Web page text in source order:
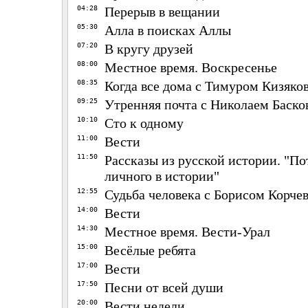
04:28 Перерыв в вещании
05:30 Алла в поисках Аллы
07:20 В кругу друзей
08:00 Местное время. Воскресенье
08:35 Когда все дома с Тимуром
09:25 Утренняя почта с Николаем
10:10 Сто к одному
11:00 Вести
11:50
Рассказы из русской истории.
личного в истории"
12:55 Судьба человека с Борисом
14:00 Вести
14:30 Местное время. Вести-Урал
15:00 Весёлые ребята
17:00 Вести
17:50 Песни от всей души
20:00